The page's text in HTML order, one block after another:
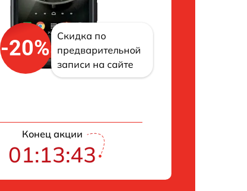
-20%
Скидка по
предварительной
записи на сайте
Конец акции
01:13:43